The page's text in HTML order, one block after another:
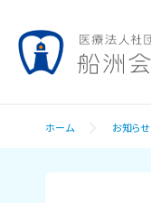
ホーム お知らせ